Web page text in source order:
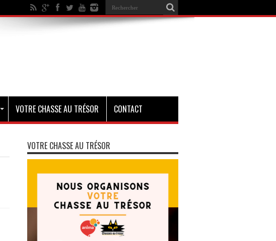
VOTRE CHASSE AU TRÉSOR CONTACT
VOTRE CHASSE AU TRÉSOR